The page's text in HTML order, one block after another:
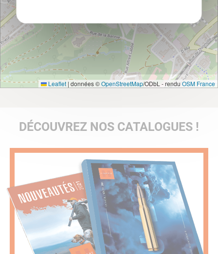
Leaflet | données ©OpenStreetMap/ODbL - rendu OSM France
DÉCOUVREZ NOS CATALOGUES !